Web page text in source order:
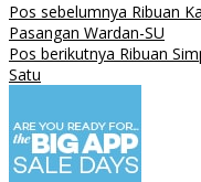
Pos sebelumnya Ribuan
Pasangan Wardan-SU
Pos berikutnya Ribuan
Satu